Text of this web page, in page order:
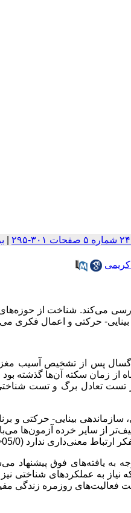
می‌کند. شناخت از
حرکتی و اعمال فکری
همی پلژی راست بزرگسال پس از تشخیص
قرار گرفتند. محدوده‌ی سنی افراد شرکت کننده در پژوهش 65- 45 سال بود که حداقل مدت 6 ماه از زمان
تست تعادل برگ و تست
بینایی- حرکتی و
از سایر خرده آزمون‌ها
معنی‌داری ندارد (05/0<
به یافته‌های فوق پیشنهاد
به عملکردهای شناختی نیز
فعالیت‌های روزمره زندگی